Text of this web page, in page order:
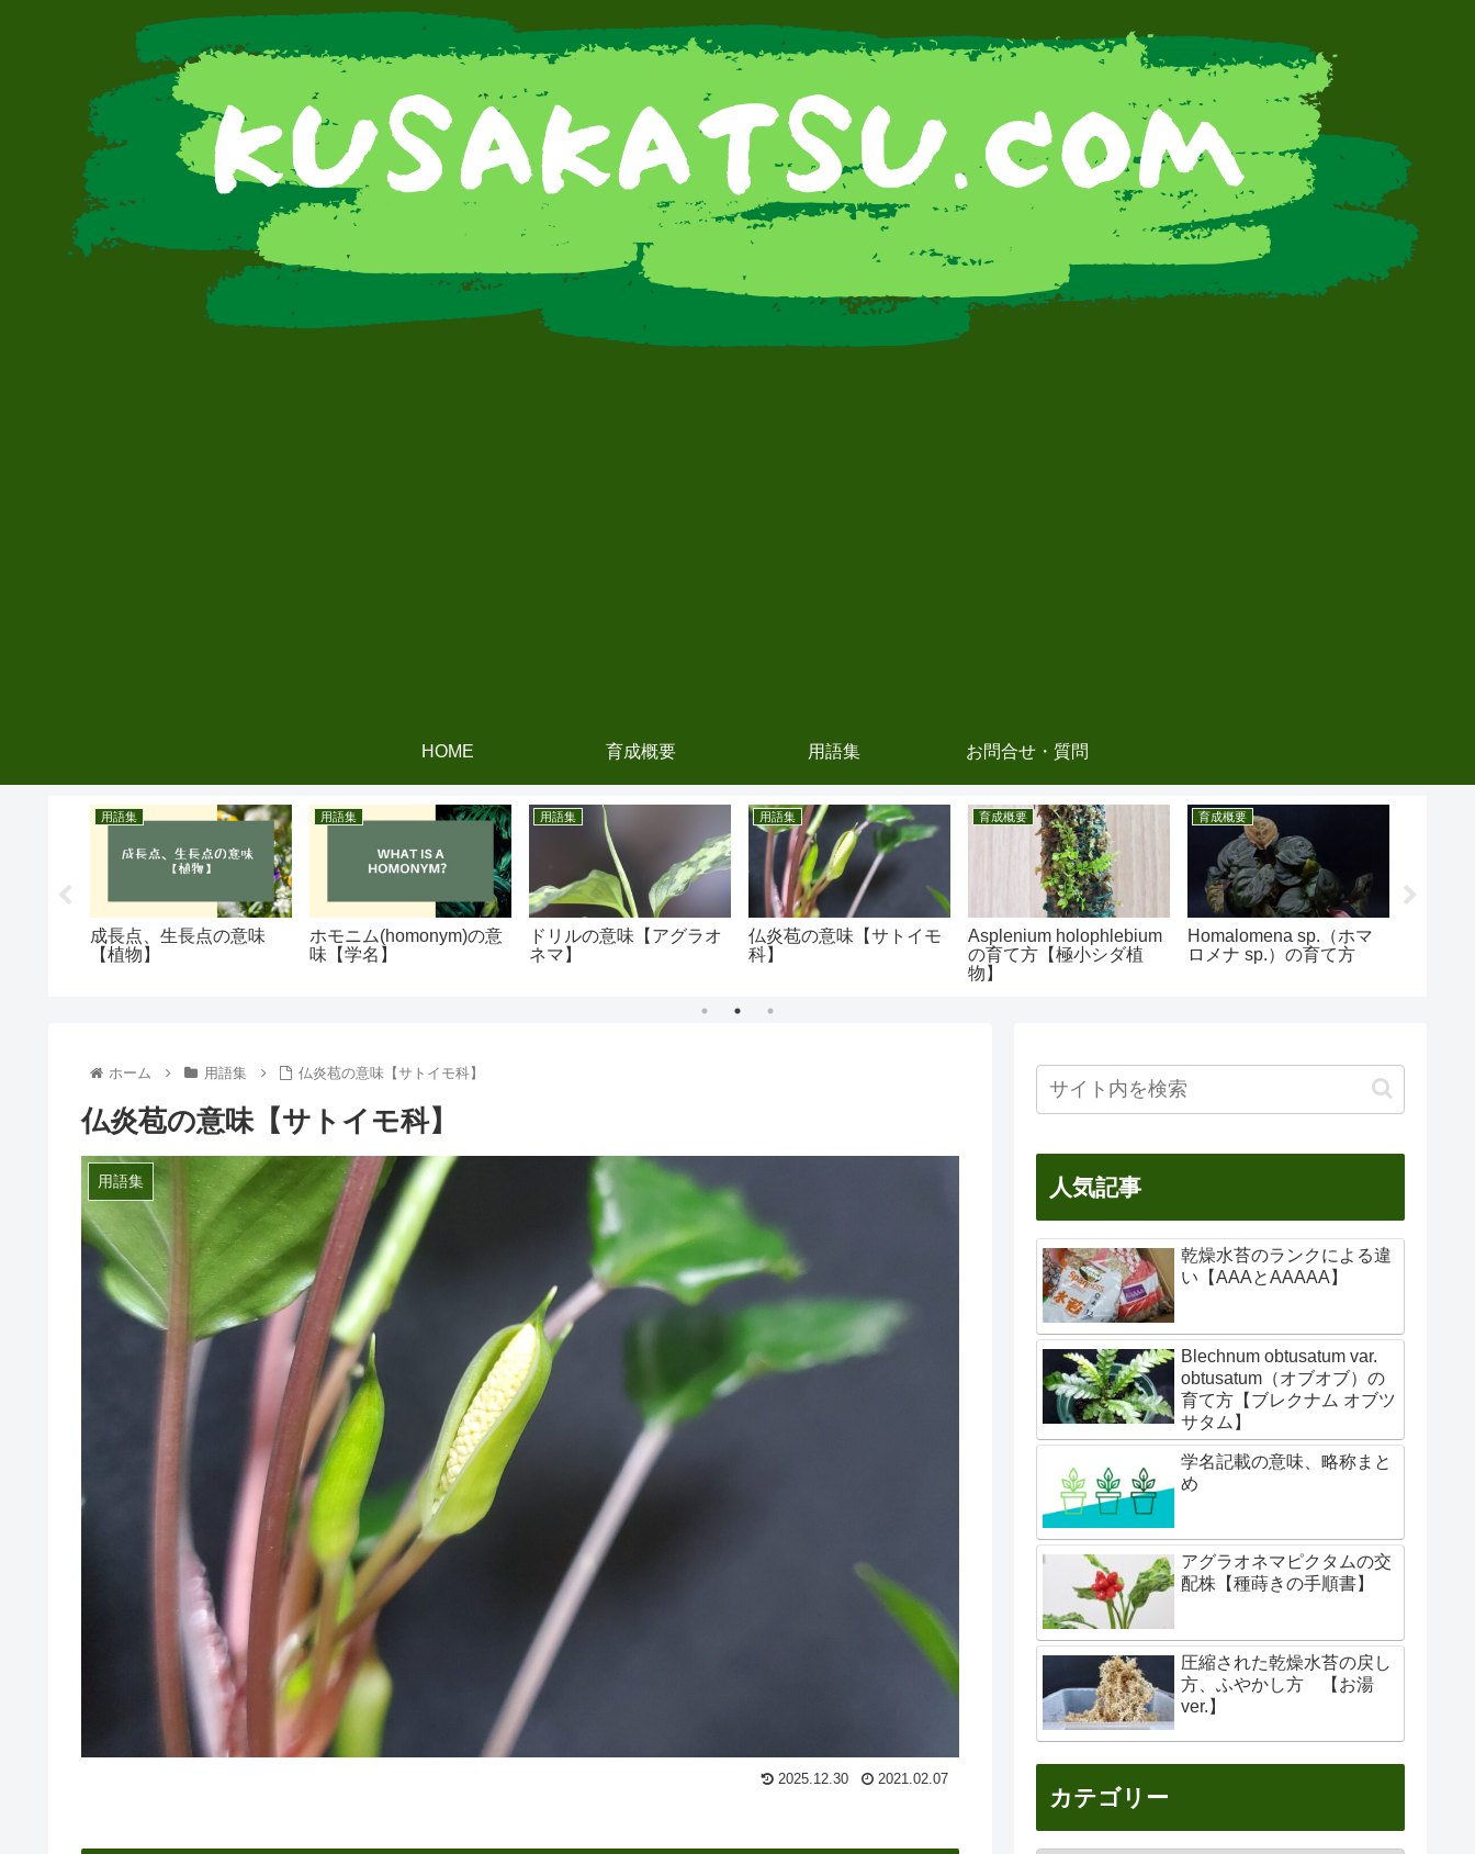
HOME 育成概要 用語集 お問合せ・質問
用語集
成長点、生長点の意味
【植物】
用語集
ホモニム(homonym)の意
味【学名】
用語集
ドリルの意味【アグラオ
ネマ】
用語集
仏炎苞の意味【サトイモ
科】
育成概要
Asplenium holophlebium
の育て方【極小シダ植
物】
育成概要
Homalomena sp.（ホマ
ロメナ sp.）の育て方
ホーム 用語集 仏炎苞の意味【サトイモ科】
仏炎苞の意味【サトイモ科】
用語集
2025.12.30 2021.02.07
人気記事
乾燥水苔のランクによる違
い【AAAとAAAAA】
Blechnum obtusatum var.
obtusatum（オブオブ）の
育て方【ブレクナム オブツ
サタム】
学名記載の意味、略称まと
め
アグラオネマピクタムの交
配株【種蒔きの手順書】
圧縮された乾燥水苔の戻し
方、ふやかし方 【お湯
ver.】
カテゴリー